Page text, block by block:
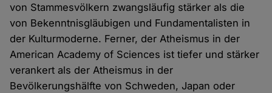
von Stammesvölkern zwangsläufig stärker als die
von Bekenntnisgläubigen und Fundamentalisten in
der Kulturmoderne. Ferner, der Atheismus in der
American Academy of Sciences ist tiefer und stärker
verankert als der Atheismus in der
Bevölkerungshälfte von Schweden, Japan oder